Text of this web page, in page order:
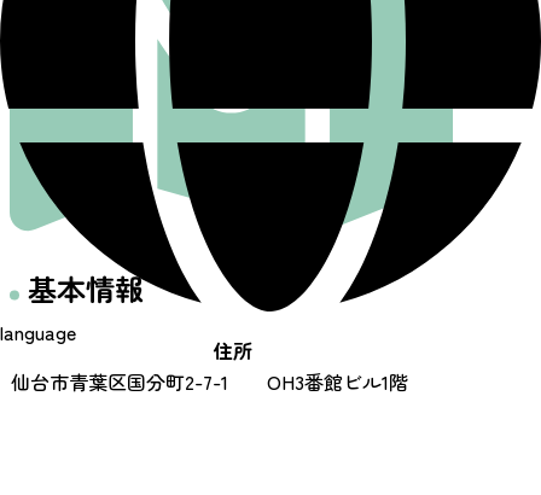
language
基本情報
住所
仙台市青葉区国分町2-7-1 OH3番館ビル1階